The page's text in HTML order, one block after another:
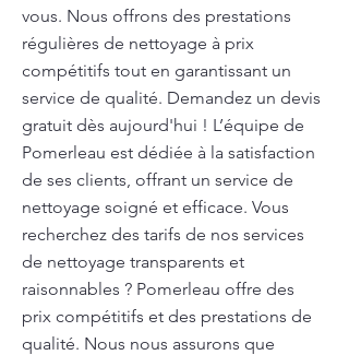
vous. Nous offrons des prestations
régulières de nettoyage à prix
compétitifs tout en garantissant un
service de qualité. Demandez un devis
gratuit dès aujourd'hui ! L’équipe de
Pomerleau est dédiée à la satisfaction
de ses clients, offrant un service de
nettoyage soigné et efficace. Vous
recherchez des tarifs de nos services
de nettoyage transparents et
raisonnables ? Pomerleau offre des
prix compétitifs et des prestations de
qualité. Nous nous assurons que